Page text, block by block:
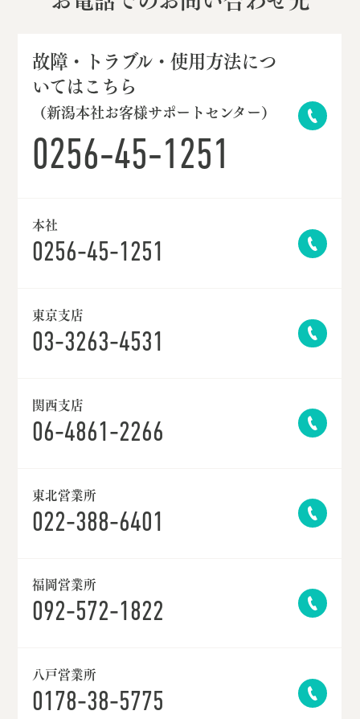
故障・トラブル・使用方法につ
いてはこちら
（新潟本社お客様サポートセンター）
0256-45-1251
本社
0256-45-1251
東京支店
03-3263-4531
関西支店
06-4861-2266
東北営業所
022-388-6401
福岡営業所
092-572-1822
八戸営業所
0178-38-5775